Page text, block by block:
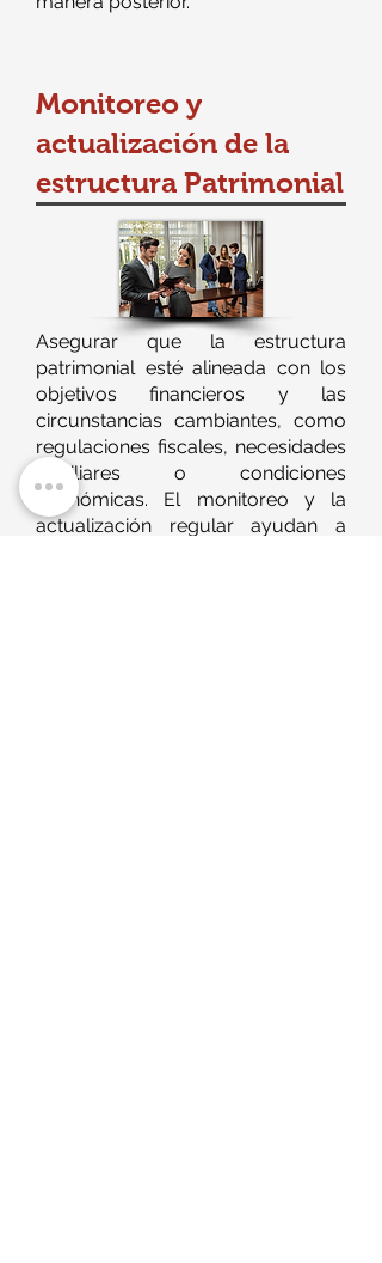
Monitoreo y
actualización de la
estructura Patrimonial
Asegurar que la estructura
patrimonial esté alineada con los
objetivos financieros y las
circunstancias cambiantes, como
regulaciones fiscales, necesidades
familiares o condiciones
económicas. El monitoreo y la
actualización regular ayudan a